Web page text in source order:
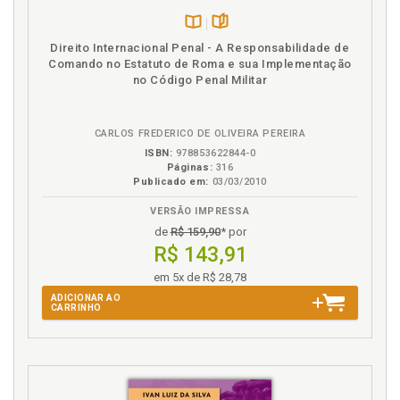
Ministério Público. Compliance e o Estado do Paraná
Norma. Exército brasileiro: submissão às normas e
legislações vigentes, p. 92
OEA. Certificação OEA, p. 55
OMC. Organização mundial do comércio, p. 50
Organização mundial do comércio, p. 50
P
PNDH. Programa Nacional de Direitos Humanos -
PNDH e Diretrizes Nacionais sobre Empresas e
Disponível
na
B.V.
Direito Internacional Penal - A Responsabilidade de
Comando no Estatuto de Roma e sua Implementação
no Código Penal Militar
CARLOS FREDERICO DE OLIVEIRA PEREIRA
ISBN: 978853622844-0
Páginas: 316
Publicado em: 03/03/2010
VERSÃO IMPRESSA
deR$ 159,90* por
R$ 143,91
em 5x de R$ 28,78
ADICIONAR AO
CARRINHO